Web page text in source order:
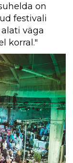
on
festivali
väga
korral."